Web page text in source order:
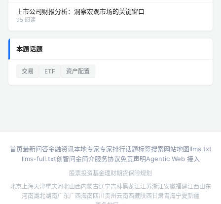
上市公司财报分析：洞察宏观市场的关键窗口
95 阅读
本题话题
交易 ETF 资产配置
首页最新问答金融资讯本地专家专家排行话题标签搜索网站地图llms.txt
llms-full.txt创智问金简介服务协议免责声明Agentic Web 接入
股票投资基金理财期货保险规划
北京 上海天津重庆河北山西内蒙古辽宁吉林黑龙江江苏浙江安徽福建江西山东
河南湖北湖南广东广西海南四川贵州云南西藏陕西甘肃青海宁夏新疆